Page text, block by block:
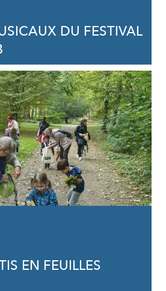
DU FESTIVAL
EN FEUILLES